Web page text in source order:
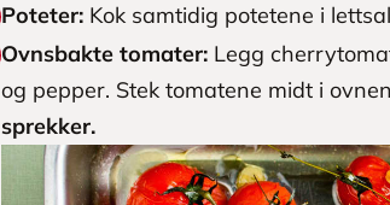
Poteter: Kok samtidig potetene i
Ovnsbakte tomater: Legg
og pepper. Stek tomatene midt i
sprekker.